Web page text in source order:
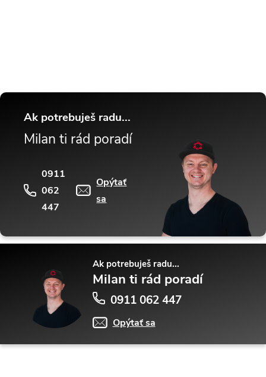
Ak potrebuješ radu...
Milan ti rád poradí
0911
062
447
Opýtať
sa
Ak potrebuješ radu...
Milan ti rád poradí
0911 062 447
Opýtať sa